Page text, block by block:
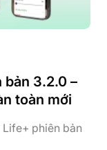
bản 3.2.0 –
toàn mới
phiên bản